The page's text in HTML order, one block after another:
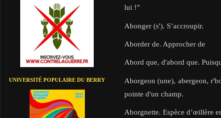
UNIVERSITÉ POPULAIRE DU BERRY
lui !”
Abonger (s'). S’accroupir.
Aborder de. Approcher de
Abord que, d'abord que.
Aborgeon (une), abergeon,
pointe d'un champ.
Aborgnette. Espèce d’œillère